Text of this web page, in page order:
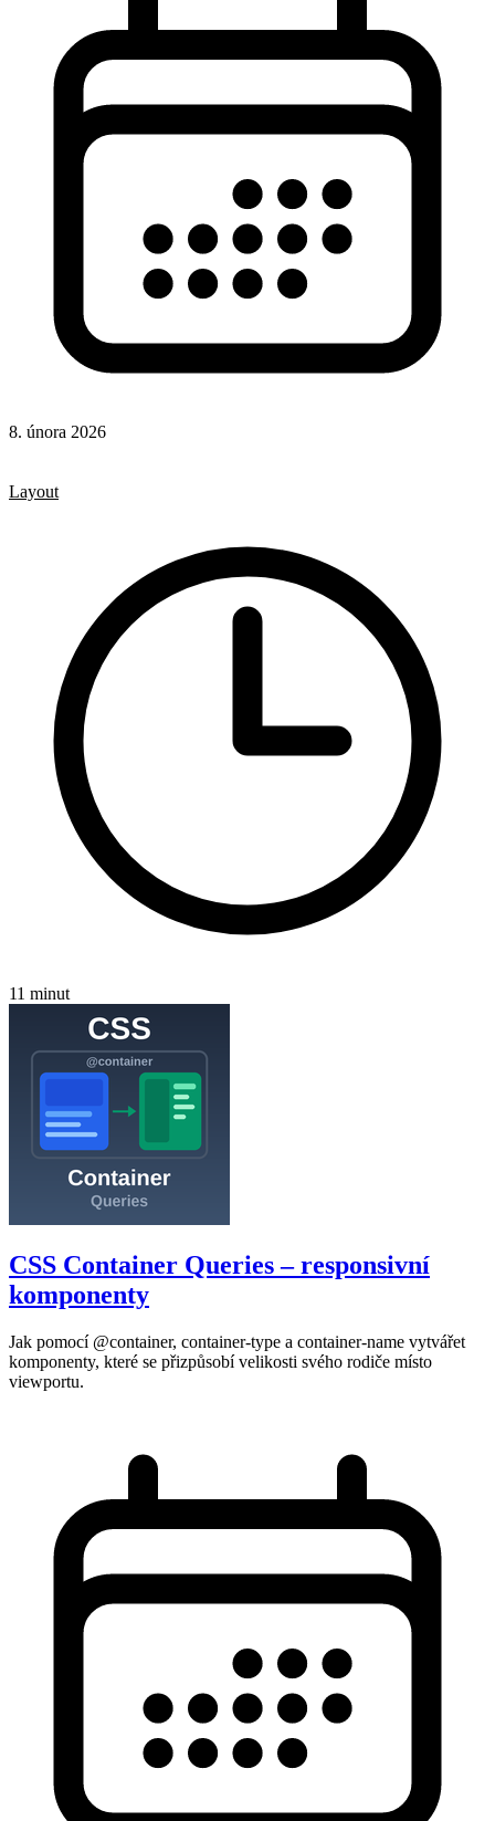
8. února 2026
Layout
11 minut
CSS Container Queries – responsivní
komponenty
Jak pomocí @container, container-type a container-name vytvářet
komponenty, které se přizpůsobí velikosti svého rodiče místo
viewportu.